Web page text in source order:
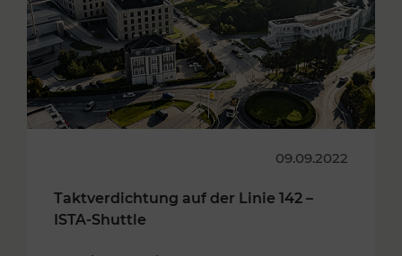
09.09.2022
Taktverdichtung auf der Linie 142 –
ISTA-Shuttle